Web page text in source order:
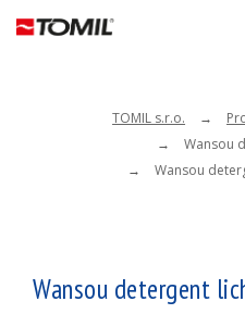
TOMIL s.r.o.
Wansou
Wansou
Wansou detergent